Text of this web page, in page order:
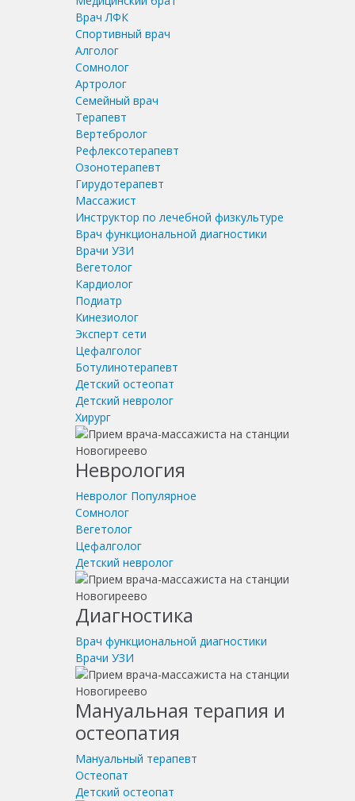
Врач ЛФК
Спортивный врач
Алголог
Сомнолог
Артролог
Семейный врач
Терапевт
Вертебролог
Рефлексотерапевт
Озонотерапевт
Гирудотерапевт
Массажист
Инструктор по лечебной физкультуре
Врач функциональной диагностики
Врачи УЗИ
Вегетолог
Кардиолог
Подиатр
Кинезиолог
Эксперт сети
Цефалголог
Ботулинотерапевт
Детский остеопат
Детский невролог
Хирург
Неврология
Невролог Популярное
Сомнолог
Вегетолог
Цефалголог
Детский невролог
Диагностика
Врач функциональной диагностики
Врачи УЗИ
Мануальная терапия и
остеопатия
Мануальный терапевт
Остеопат
Детский остеопат